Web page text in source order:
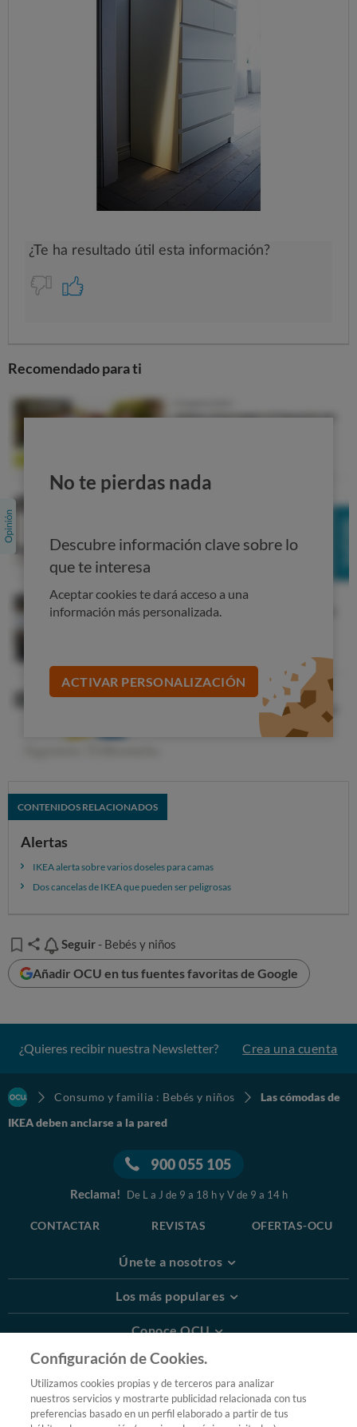
Recomendado para ti
No te pierdas nada
Descubre información clave sobre lo
que te interesa
Aceptar cookies te dará acceso a una
información más personalizada.
ACTIVAR PERSONALIZACIÓN
CONTENIDOS RELACIONADOS
Alertas
IKEA alerta sobre varios doseles para camas
Dos cancelas de IKEA que pueden ser peligrosas
Seguir
Seguir - Bebés y niños
Añadir OCU en tus fuentes favoritas de Google
¿Quieres recibir nuestra Newsletter? Crea una cuenta
Consumo y familia : Bebés y niños
Las cómodas de
IKEA deben anclarse a la pared
900 055 105
Reclama! De L a J de 9 a 18 h y V de 9 a 14 h
CONTACTAR REVISTAS OFERTAS-OCU
Únete a nosotros
Los más populares
Conoce OCU
Más Información
© 2026 OCU
Condiciones generales de contratación de OCU
Configuración de Cookies.
Utilizamos cookies propias y de terceros para analizar
nuestros servicios y mostrarte publicidad relacionada con tus
preferencias basado en un perfil elaborado a partir de tus